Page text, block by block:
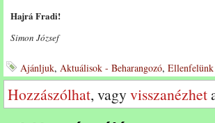
Hajrá Fradi!
Simon József
Ajánljuk, Aktuálisok - Beharangozó,
Hozzászólhat, vagyvisszanézhet